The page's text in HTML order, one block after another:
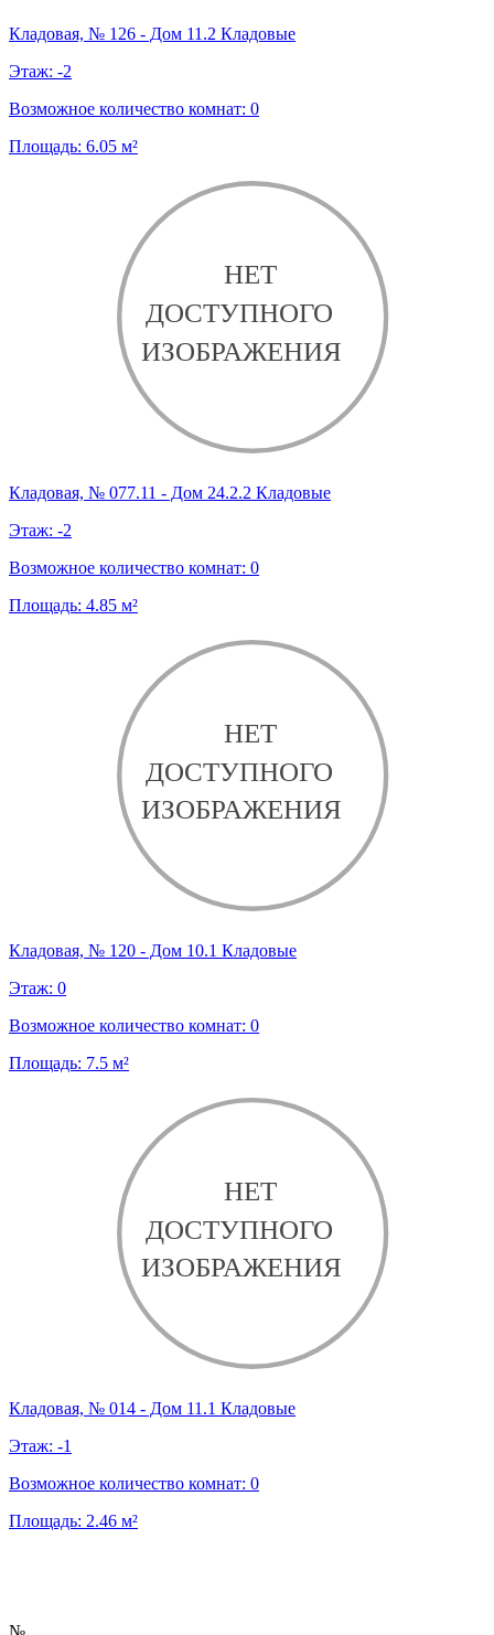
Кладовая, № 126 - Дом 11.2 Кладовые
Этаж: -2
Возможное количество комнат: 0
Площадь: 6.05 м²
Кладовая, № 077.11 - Дом 24.2.2 Кладовые
Этаж: -2
Возможное количество комнат: 0
Площадь: 4.85 м²
Кладовая, № 120 - Дом 10.1 Кладовые
Этаж: 0
Возможное количество комнат: 0
Площадь: 7.5 м²
Кладовая, № 014 - Дом 11.1 Кладовые
Этаж: -1
Возможное количество комнат: 0
Площадь: 2.46 м²
№,